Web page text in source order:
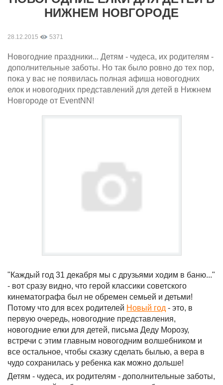
НИЖНЕМ НОВГОРОДЕ
28.12.2015 5371
Новогодние праздники... Детям - чудеса, их родителям -
дополнительные заботы. Но так было ровно до тех пор,
пока у вас не появилась полная афиша новогодних
елок и новогодних представлений для детей в Нижнем
Новгороде от EventNN!
"Каждый год 31 декабря мы с друзьями ходим в баню..."
- вот сразу видно, что герой классики советского
кинематографа был не обремен семьей и детьми!
Потому что для всех родителей Новый год - это, в
первую очередь, новогодние представления,
новогодние елки для детей, письма Деду Морозу,
встречи с этим главным новогодним волшебником и
все остальное, чтобы сказку сделать былью, а вера в
чудо сохранилась у ребенка как можно дольше!
Детям - чудеса, их родителям - дополнительные заботы,